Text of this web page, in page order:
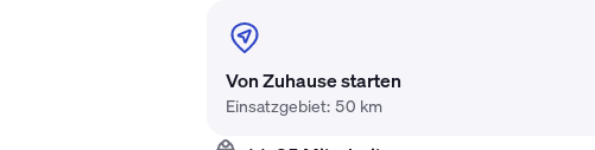
Von Zuhause starten
Einsatzgebiet: 50 km